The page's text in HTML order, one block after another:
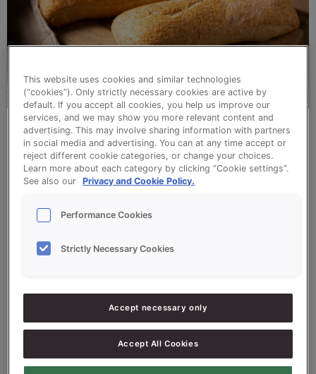
Baguette Rustique / Ciabatta avec ProSon
Freeze
Améliorant pâteux multifonctionnel développé
Ingrédients
This website uses cookies and similar technologies
(“cookies”). Only strictly necessary cookies are active by
default. If you accept all cookies, you help us improve our
services, and we may show you more relevant content and
advertising. This may involve sharing information with partners
in social media and advertising. You can at any time accept or
reject different cookie categories, or change your choices.
Learn more about each category by clicking “Cookie settings”.
See also our
Privacy and Cookie Policy.
Performance Cookies
Strictly Necessary Cookies
Accept necessary only
Accept All Cookies